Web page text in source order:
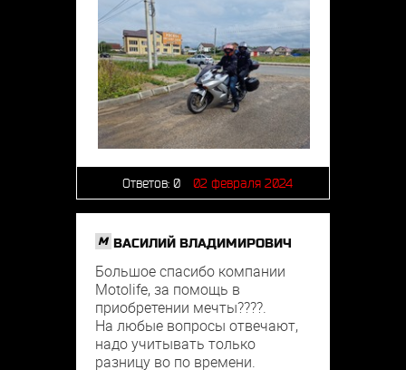
Ответов: 0 02 февраля 2024
M ВАСИЛИЙ ВЛАДИМИРОВИЧ
Большое спасибо компании
Motolife, за помощь в
приобретении мечты????.
На любые вопросы отвечают,
надо учитывать только
разницу во по времени.